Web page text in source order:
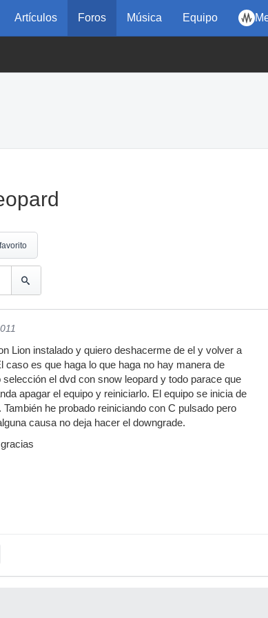
Artículos Foros Música Equipo
Lion instalado y quiero deshacerme de el y volver a
caso es que haga lo que haga no hay manera de
el dvd con snow leopard y todo parace que
apagar el equipo y reiniciarlo. El equipo se inicia de
he probado reiniciando con C pulsado pero
causa no deja hacer el downgrade.